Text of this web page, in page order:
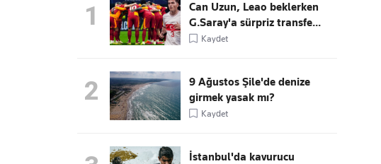
1
Can Uzun, Leao beklerken
G.Saray'a sürpriz transfe...
Kaydet
2
9 Ağustos Şile'de denize
girmek yasak mı?
Kaydet
İstanbul'da kavurucu